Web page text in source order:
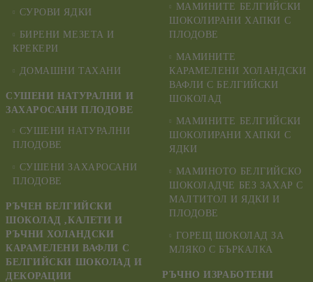
СУРОВИ ЯДКИ
БИРЕНИ МЕЗЕТА И
КРЕКЕРИ
ДОМАШНИ ТАХАНИ
СУШЕНИ НАТУРАЛНИ И
ЗАХАРОСАНИ ПЛОДОВЕ
СУШЕНИ НАТУРАЛНИ
ПЛОДОВЕ
СУШЕНИ ЗАХАРОСАНИ
ПЛОДОВЕ
РЪЧЕН БЕЛГИЙСКИ
ШОКОЛАД ,КАЛЕТИ И
РЪЧНИ ХОЛАНДСКИ
КАРАМЕЛЕНИ ВАФЛИ С
БЕЛГИЙСКИ ШОКОЛАД И
ДЕКОРАЦИИ
МАМИНИТЕ БЕЛГИЙСКИ
ШОКОЛИРАНИ ХАПКИ С
ПЛОДОВЕ
МАМИНИТЕ
КАРАМЕЛЕНИ ХОЛАНДСКИ
ВАФЛИ С БЕЛГИЙСКИ
ШОКОЛАД
МАМИНИТЕ БЕЛГИЙСКИ
ШОКОЛИРАНИ ХАПКИ С
ЯДКИ
МАМИНОТО БЕЛГИЙСКО
ШОКОЛАДЧЕ БЕЗ ЗАХАР С
МАЛТИТОЛ И ЯДКИ И
ПЛОДОВЕ
ГОРЕЩ ШОКОЛАД ЗА
МЛЯКО С БЪРКАЛКА
РЪЧНО ИЗРАБОТЕНИ